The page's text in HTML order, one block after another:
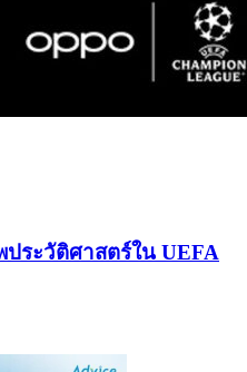
ประวัติศาสตร์ใน UEFA